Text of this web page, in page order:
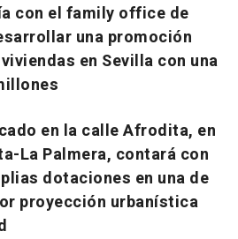
con el family office de
una promoción
en Sevilla con una
en la calle Afrodita, en
La Palmera, contará con
dotaciones en una de
proyección urbanística